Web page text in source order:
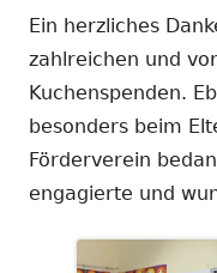
Ein herzliches
zahlreichen und
Kuchenspenden.
besonders beim
Förderverein
engagierte und